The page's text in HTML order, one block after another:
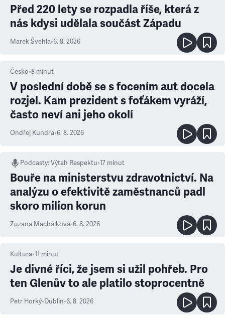
Před 220 lety se rozpadla říše, která z
nás kdysi udělala součást Západu
Marek Švehla•6. 8. 2026
Česko•8 minut
V poslední době se s focením aut docela
rozjel. Kam prezident s foťákem vyráží,
často neví ani jeho okolí
Ondřej Kundra•6. 8. 2026
Podcasty:Výtah Respektu•17 minut
Bouře na ministerstvu zdravotnictví. Na
analýzu o efektivitě zaměstnanců padl
skoro milion korun
Zuzana Machálková•6. 8. 2026
Kultura•11 minut
Je divné říci, že jsem si užil pohřeb. Pro
ten Glenův to ale platilo stoprocentně
Petr Horký•Dublin•6. 8. 2026